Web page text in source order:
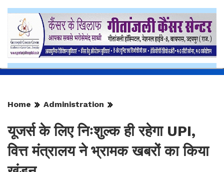
Home Administration
यूजर्स के लिए निःशुल्क ही रहेगा UPI,
वित्त मंत्रालय ने भ्रामक खबरों का किया